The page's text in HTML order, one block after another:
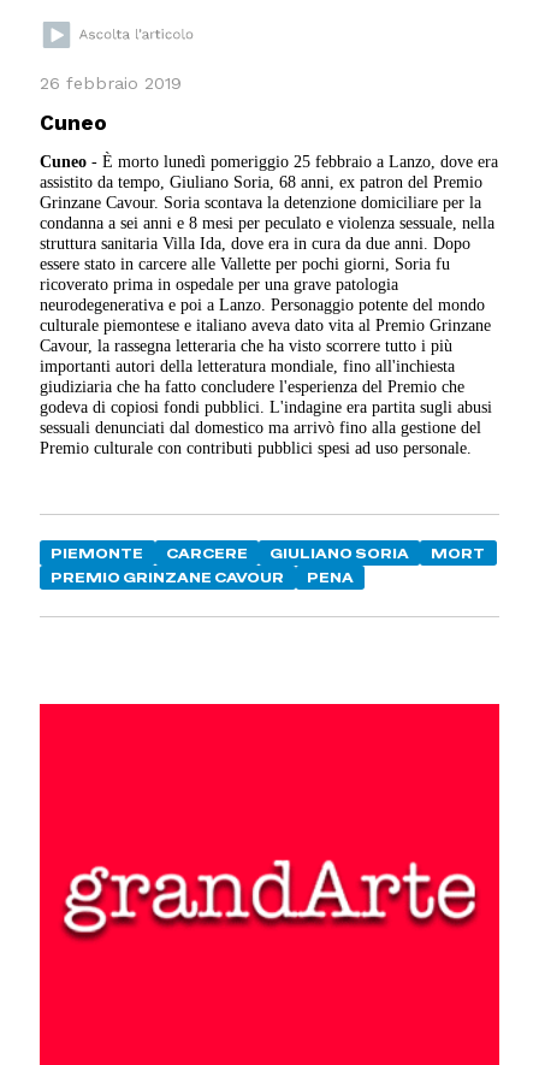
26 febbraio 2019
Cuneo
Cuneo - È morto lunedì pomeriggio 25 febbraio a Lanzo, dove era
assistito da tempo, Giuliano Soria, 68 anni, ex patron del Premio
Grinzane Cavour. Soria scontava la detenzione domiciliare per la
condanna a sei anni e 8 mesi per peculato e violenza sessuale, nella
struttura sanitaria Villa Ida, dove era in cura da due anni. Dopo
essere stato in carcere alle Vallette per pochi giorni, Soria fu
ricoverato prima in ospedale per una grave patologia
neurodegenerativa e poi a Lanzo. Personaggio potente del mondo
culturale piemontese e italiano aveva dato vita al Premio Grinzane
Cavour, la rassegna letteraria che ha visto scorrere tutto i più
importanti autori della letteratura mondiale, fino all'inchiesta
giudiziaria che ha fatto concludere l'esperienza del Premio che
godeva di copiosi fondi pubblici. L'indagine era partita sugli abusi
sessuali denunciati dal domestico ma arrivò fino alla gestione del
Premio culturale con contributi pubblici spesi ad uso personale.
PIEMONTE CARCERE GIULIANO SORIA
MORT
PREMIO GRINZANE CAVOUR
PENA